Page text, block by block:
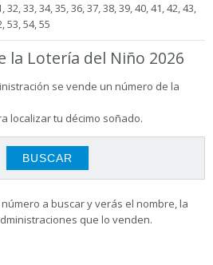
32, 33, 34, 35, 36, 37, 38, 39, 40, 41, 42, 43,
53, 54, 55
la Lotería del Niño 2026
se vende un número de la
localizar tu décimo soñado.
a buscar y verás el nombre, la
que lo venden.